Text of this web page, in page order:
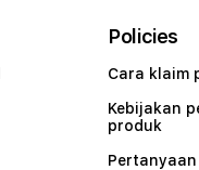
Policies
Cara klaim
Kebijakan
produk
Pertanyaan